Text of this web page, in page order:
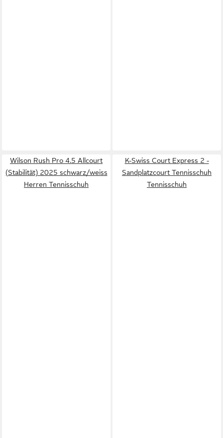
Wilson Rush Pro 4.5 Allcourt
(Stabilität) 2025 schwarz/weiss
Herren Tennisschuh
K-Swiss Court Express 2 -
Sandplatzcourt Tennisschuh
Tennisschuh